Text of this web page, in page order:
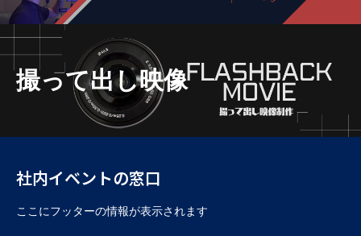
お問い合わせ
トップページ
ブログ
撮って出し映像
社内イベントの窓口
ここにフッターの情報が表示されます